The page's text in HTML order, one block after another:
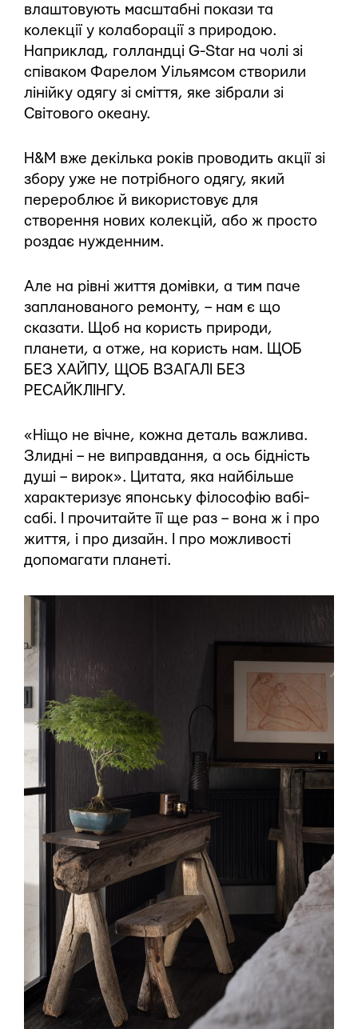
влаштовують масштабні покази та
колекції у колаборації з природою.
Наприклад, голландці G-Star на чолі зі
співаком Фарелом Уільямсом створили
лінійку одягу зі сміття, яке зібрали зі
Світового океану.
H&M вже декілька років проводить акції зі
збору уже не потрібного одягу, який
перероблює й використовує для
створення нових колекцій, або ж просто
роздає нужденним.
Але на рівні життя домівки, а тим паче
запланованого ремонту, – нам є що
сказати. Щоб на користь природи,
планети, а отже, на користь нам. ЩОБ
БЕЗ ХАЙПУ, ЩОБ ВЗАГАЛІ БЕЗ
РЕСАЙКЛІНГУ.
«Ніщо не вічне, кожна деталь важлива.
Злидні – не виправдання, а ось бідність
душі – вирок». Цитата, яка найбільше
характеризує японську філософію вабі-
сабі. І прочитайте її ще раз – вона ж і про
життя, і про дизайн. І про можливості
допомагати планеті.